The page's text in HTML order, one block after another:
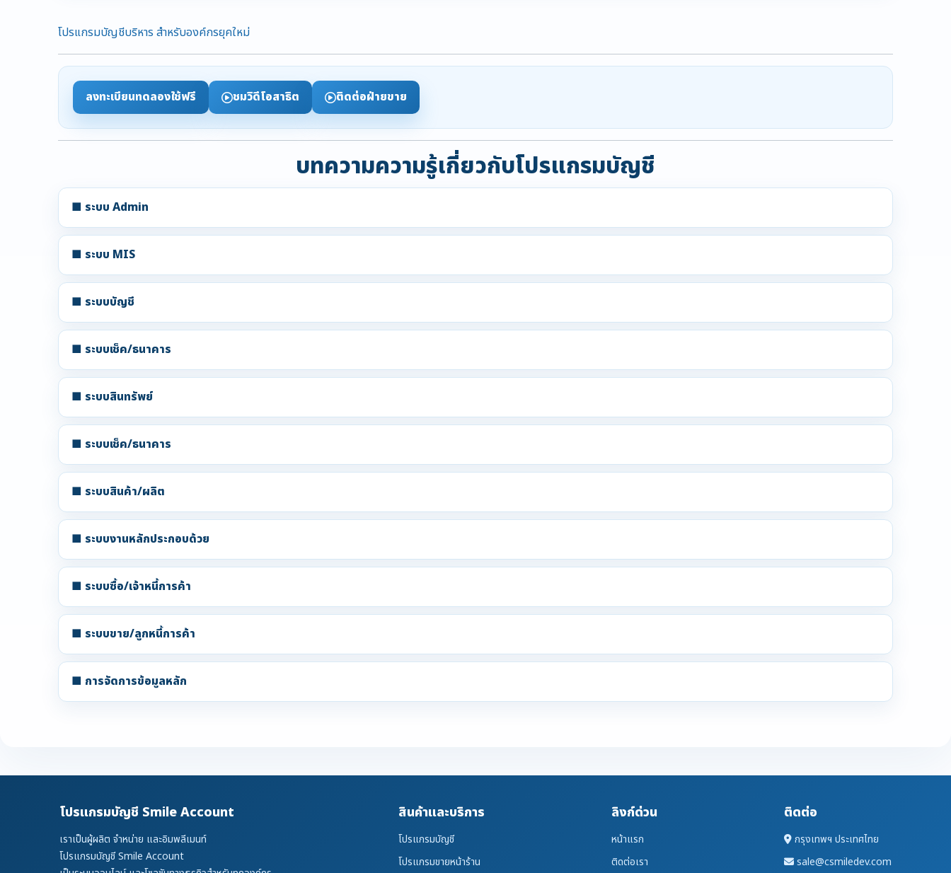
โปรแกรมบัญชีบริหาร สำหรับองค์กรยุคใหม่
ลงทะเบียนทดลองใช้ฟรี ชมวิดีโอสาธิต ติดต่อฝ่ายขาย
บทความความรู้เกี่ยวกับโปรแกรมบัญชี
■ ระบบ Admin
■ ระบบ MIS
■ ระบบบัญชี
■ ระบบเช็ค/ธนาคาร
■ ระบบสินทรัพย์
■ ระบบเช็ค/ธนาคาร
■ ระบบสินค้า/ผลิต
■ ระบบงานหลักประกอบด้วย
■ ระบบซื้อ/เจ้าหนี้การค้า
■ ระบบขาย/ลูกหนี้การค้า
■ การจัดการข้อมูลหลัก
โปรแกรมบัญชี Smile Account
เราเป็นผู้ผลิต จำหน่าย และอิมพลีเมนท์
โปรแกรมบัญชี Smile Account
สินค้าและบริการ
โปรแกรมบัญชี
โปรแกรมขายหน้าร้าน
ลิงก์ด่วน
หน้าแรก
ติดต่อเรา
ติดต่อ
กรุงเทพฯ ประเทศไทย
sale@csmiledev.com